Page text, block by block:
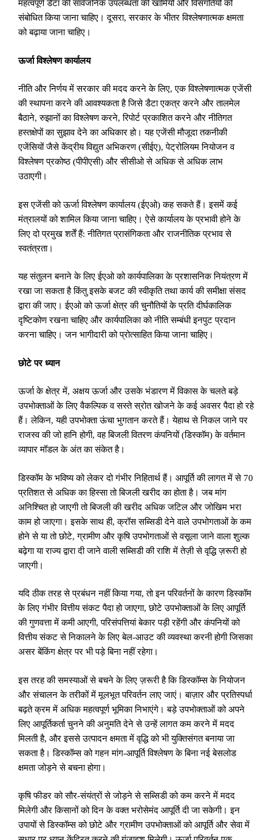
महत्वपूर्ण डैटा की सार्वजनिक उपलब्धता की खामियों और विसंगतियों को
संबोधित किया जाना चाहिए। दूसरा,सरकार के भीतर विश्लेषणात्मक क्षमता
को बढ़ाया जाना चाहिए।
ऊर्जा विश्लेषण कार्यालय
नीति और निर्णय में सरकार की मदद करने के लिए,एक विश्लेषणात्मक एजेंसी
की स्थापना करने की आवश्यकता है जिसे डैटा एकत्र करने और तालमेल
बैठाने,रुझानों का विश्लेषण करने,रिपोर्ट प्रकाशित करने और नीतिगत
हस्तक्षेपों का सुझाव देने का अधिकार हो। यह एजेंसी मौजूदा तकनीकी
एजेंसियों जैसे केंद्रीय विद्युत अभिकरण (सीईए),पेट्रोलियम नियोजन व
विश्लेषण प्रकोष्ठ (पीपीएसी) और सीसीओ से अधिक से अधिक लाभ
उठाएगी।
इस एजेंसी को ऊर्जा विश्लेषण कार्यालय (ईएओ) कह सकते हैं। इसमें कई
मंत्रालयों को शामिल किया जाना चाहिए। ऐसे कार्यालय के प्रभावी होने के
लिए दो प्रमुख शर्तें हैं: नीतिगत प्रासंगिकता और राजनीतिक प्रभाव से
स्वतंत्रता।
यह संतुलन बनाने के लिए ईएओ को कार्यपालिका के प्रशासनिक नियंत्रण में
रखा जा सकता है किंतु इसके बजट की स्वीकृति तथा कार्य की समीक्षा संसद
द्वारा की जाए। ईएओ को ऊर्जा क्षेत्र की चुनौतियों के प्रति दीर्घकालिक
दृष्टिकोण रखना चाहिए और कार्यपालिका को नीति सम्बंधी इनपुट प्रदान
करना चाहिए। जन भागीदारी को प्रोत्साहित किया जाना चाहिए।
छोटे पर ध्यान
ऊर्जा के क्षेत्र में, अक्षय ऊर्जा और उसके भंडारण में विकास के चलते बड़े
उपभोक्ताओं के लिए वैकल्पिक व सस्ते स्रोत खोजने के कई अवसर पैदा हो रहे
हैं। लेकिन,यही उपभोक्ता ऊंचा भुगतान करते हैं। येहाथ से निकल जाने पर
राजस्व की जो हानि होगी,वह बिजली वितरण कंपनियों (डिस्कॉम) के वर्तमान
व्यापार मॉडल के अंत का संकेत है।
डिस्कॉम के भविष्य को लेकर दो गंभीर निहितार्थ हैं। आपूर्ति की लागत में से 70
प्रतिशत से अधिक का हिस्सा तो बिजली खरीद का होता है। जब मांग
अनिश्चित हो जाएगी तो बिजली की खरीद अधिक जटिल और जोखिम भरा
काम हो जाएगा। इसके साथ ही,क्रॉस सब्सिडी देने वाले उपभोगताओं के कम
होने से या तो छोटे,ग्रामीण और कृषि उपभोगताओं से वसूला जाने वाला शुल्क
बढ़ेगा या राज्य द्वारा दी जाने वाली सब्सिडी की राशि में तेज़ी से वृद्धि ज़रूरी हो
जाएगी।
यदि ठीक तरह से प्रबंधन नहीं किया गया,तो इन परिवर्तनों के कारण डिस्कॉम
के लिए गंभीर वित्तीय संकट पैदा हो जाएगा,छोटे उपभोक्ताओं के लिए आपूर्ति
की गुणवत्ता में कमी आएगी,परिसंपत्तियां बेकार पड़ी रहेंगी और कंपनियों को
वित्तीय संकट से निकालने के लिए बेल-आउट की व्यवस्था करनी होगी जिसका
असर बेंकिंग क्षेत्र पर भी पड़े बिना नहीं रहेगा।
इस तरह की समस्याओं से बचने के लिए ज़रूरी है कि डिस्कॉम्स के नियोजन
और संचालन के तरीकों में मूलभूत परिवर्तन लाए जाएं। बाज़ार और प्रतिस्पर्धा
बढ़ते क्रम में अधिक महत्वपूर्ण भूमिका निभाएंगे। बड़े उपभोक्ताओं को अपने
लिए आपूर्तिकर्ता चुनने की अनुमति देने से उन्हें लागत कम करने में मदद
मिलती है, और इससे उत्पादन क्षमता में वृद्धि को भी युक्तिसंगत बनाया जा
सकता है। डिस्कॉम्स को गहन मांग-आपूर्ति विश्लेषण के बिना नई बेसलोड
क्षमता जोड़ने से बचना होगा।
कृषि फीडर को सौर-संयंत्रों से जोड़ने से सब्सिडी को कम करने में मदद
मिलेगी और किसानों को दिन के वक्त भरोसेमंद आपूर्ति दी जा सकेगी। इन
उपायों से डिस्कॉम्स को छोटे और ग्रामीण उपभोक्ताओं को आपूर्ति और सेवा में